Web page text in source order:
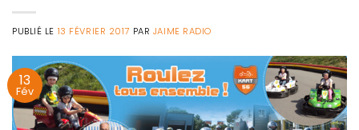
PUBLIÉ LE 13 FÉVRIER 2017 PAR JAIME RADIO
13
Fév